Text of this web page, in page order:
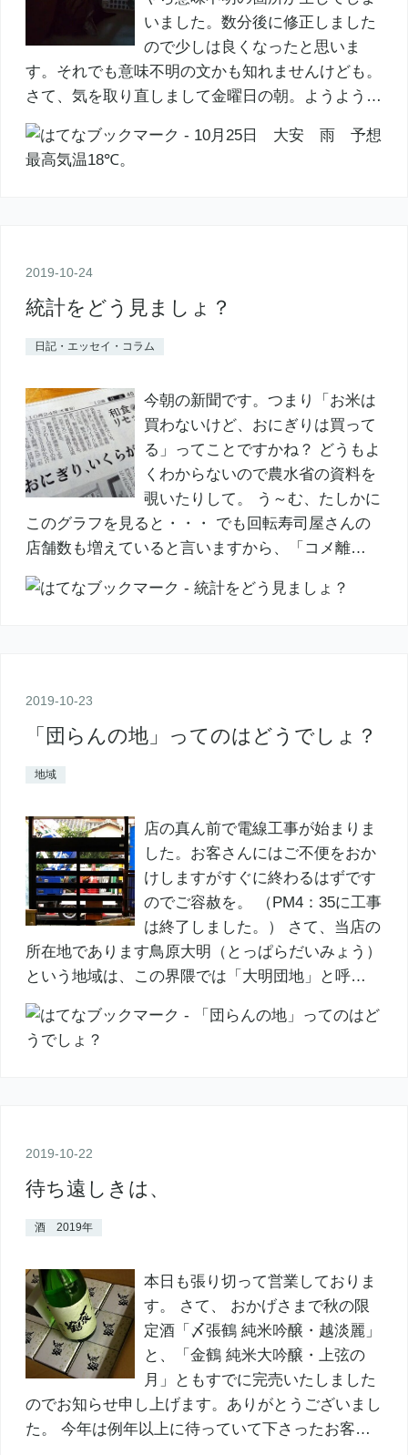
いました。数分後に修正しました
ので少しは良くなったと思いま
す。それでも意味不明の文かも知れませんけども。
さて、気を取り直しまして金曜日の朝。ようよう…
2019-10-24
統計をどう見ましょ？
日記・エッセイ・コラム
今朝の新聞です。つまり「お米は
買わないけど、おにぎりは買って
る」ってことですかね？ どうもよ
くわからないので農水省の資料を
覗いたりして。 う～む、たしかに
このグラフを見ると・・・ でも回転寿司屋さんの
店舗数も増えていると言いますから、「コメ離…
2019-10-23
「団らんの地」ってのはどうでしょ？
地域
店の真ん前で電線工事が始まりま
した。お客さんにはご不便をおか
けしますがすぐに終わるはずです
のでご容赦を。 （PM4：35に工事
は終了しました。） さて、当店の
所在地であります鳥原大明（とっぱらだいみょう）
という地域は、この界隈では「大明団地」と呼…
2019-10-22
待ち遠しきは、
酒 2019年
本日も張り切って営業しておりま
す。 さて、 おかげさまで秋の限
定酒「〆張鶴 純米吟醸・越淡麗」
と、「金鶴 純米大吟醸・上弦の
月」ともすでに完売いたしました
のでお知らせ申し上げます。ありがとうございまし
た。 今年は例年以上に待っていて下さったお客…